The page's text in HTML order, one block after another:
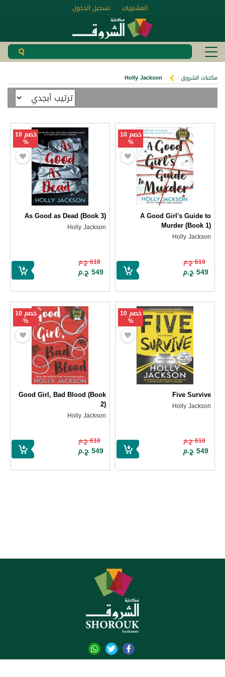
تسجيل الدخول المشتريات
مكتبات الشروق Holly Jackson
خصم 10
%
A Good Girl's Guide to
Murder (Book 1)
Holly Jackson
610 ج.م
549 ج.م
خصم 10
%
As Good as Dead (Book 3)
Holly Jackson
610 ج.م
549 ج.م
خصم 10
%
Five Survive
Holly Jackson
610 ج.م
549 ج.م
خصم 10
%
Good Girl, Bad Blood (Book
2)
Holly Jackson
610 ج.م
549 ج.م